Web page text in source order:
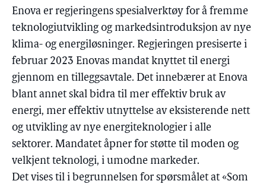
Enova er regjeringens spesialverktøy for å fremme
teknologiutvikling og markedsintroduksjon av nye
klima- og energiløsninger. Regjeringen presiserte i
februar 2023 Enovas mandat knyttet til energi
gjennom en tilleggsavtale. Det innebærer at Enova
blant annet skal bidra til mer effektiv bruk av
energi, mer effektiv utnyttelse av eksisterende nett
og utvikling av nye energiteknologier i alle
sektorer. Mandatet åpner for støtte til moden og
velkjent teknologi, i umodne markeder.
Det vises til i begrunnelsen for spørsmålet at «Som